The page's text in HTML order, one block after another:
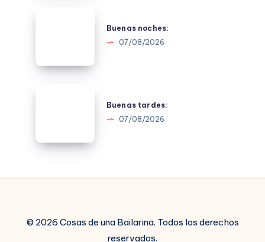
Buenas noches:
07/08/2026
Buenas tardes:
07/08/2026
© 2026 Cosas de una Bailarina. Todos los derechos
reservados.